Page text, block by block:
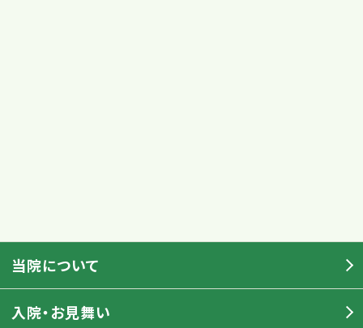
当院について
入院・お見舞い